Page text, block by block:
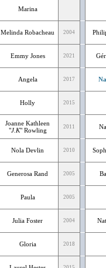
Marina
Melinda Robacheau 2004
Emmy Jones 2021
Angela 2017
Holly 2015
Joanne Kathleen
"J.K" Rowling 2011
Nola Devlin 2010
Generosa Rand 2005
Paula 2005
Julia Foster 2004
Gloria 2018